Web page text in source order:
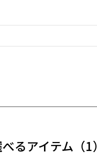
るアイテム （1）